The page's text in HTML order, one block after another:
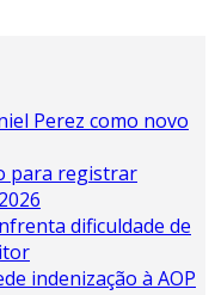
Perez como novo
para registrar
dificuldade de
indenização à AOP